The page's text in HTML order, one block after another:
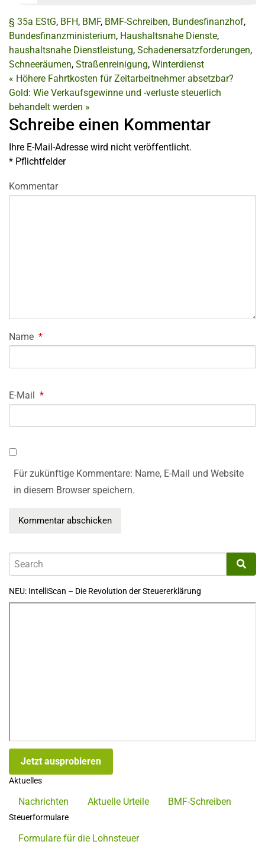
§ 35a EStG, BFH, BMF, BMF-Schreiben, Bundesfinanzhof,
Bundesfinanzministerium, Haushaltsnahe Dienste,
haushaltsnahe Dienstleistung, Schadenersatzforderungen,
Schneeräumen, Straßenreinigung, Winterdienst
« Höhere Fahrtkosten für Zeitarbeitnehmer absetzbar?
Gold: Wie Verkaufsgewinne und -verluste steuerlich
behandelt werden »
Schreibe einen Kommentar
Ihre E-Mail-Adresse wird nicht veröffentlicht.
* Pflichtfelder
Kommentar
Name *
E-Mail *
Für zukünftige Kommentare: Name, E-Mail und Website
in diesem Browser speichern.
NEU: IntelliScan – Die Revolution der Steuererklärung
Jetzt ausprobieren
Aktuelles
Nachrichten Aktuelle Urteile BMF-Schreiben
Steuerformulare
Formulare für die Lohnsteuer